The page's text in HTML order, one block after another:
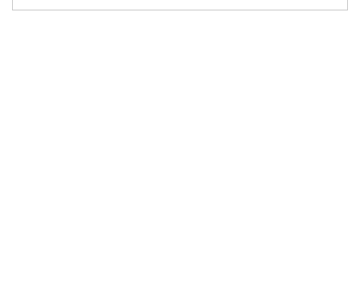
demonem szybkości nie jest.…